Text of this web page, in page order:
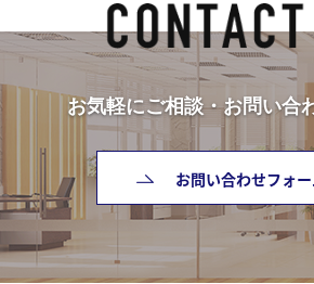
お気軽にご相談・お問い合
お問い合わせフォ